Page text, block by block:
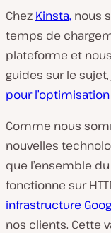
Chez Kinsta, nous
temps de
plateforme et
guides sur le
pour
Comme nous
nouvelles
que l’ensemble
fonctionne sur
infrastructure
nos clients. Cette